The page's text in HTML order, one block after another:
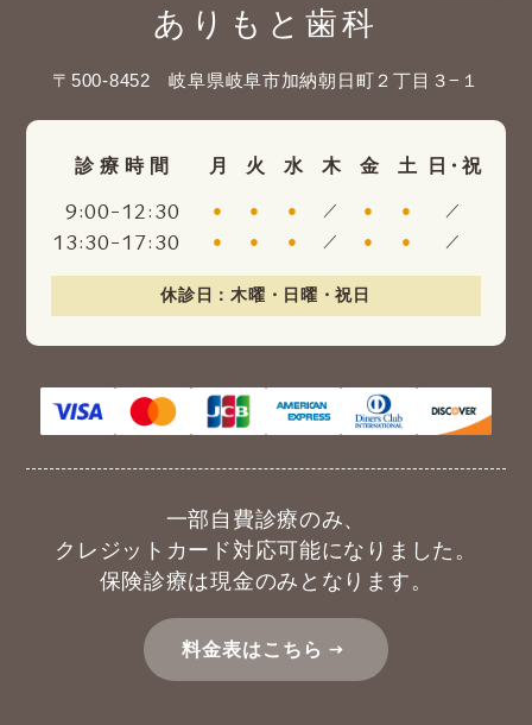
ありもと歯科
〒500-8452 岐阜県岐阜市加納朝日町２丁目３−１
休診日：木曜・日曜・祝日
診療時間 月 火 水 木 金 土 日・祝
9:00-12:30 ● ● ● ／ ● ● ／
13:30-17:30 ● ● ● ／ ● ● ／
一部自費診療のみ、
クレジットカード対応可能になりました。
保険診療は現金のみとなります。
料金表はこちら